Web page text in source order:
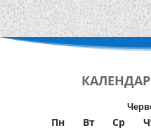
КАЛЕНДАР
Пн Вт Ср